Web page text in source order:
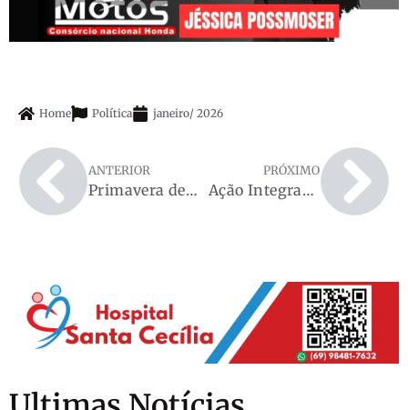
Home Política janeiro/ 2026
ANTERIOR
Primavera de Rondônia recebe investimento de R$ 600 mil para reforma da UBS
PRÓXIMO
Ação Integrada da GCM e Polícia Militar Reforça Segurança e Proteção à Saúde Pública em Espigão D’Oeste